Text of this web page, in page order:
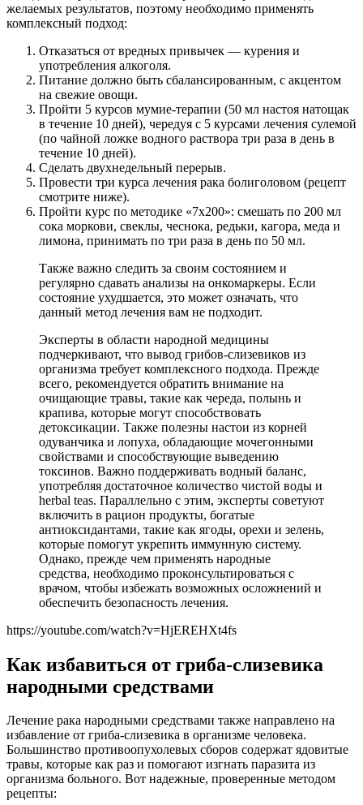
желаемых результатов, поэтому необходимо применять
комплексный подход:
Отказаться от вредных привычек — курения и
употребления алкоголя.
Питание должно быть сбалансированным, с акцентом
на свежие овощи.
Пройти 5 курсов мумие-терапии (50 мл настоя натощак
в течение 10 дней), чередуя с 5 курсами лечения сулемой
(по чайной ложке водного раствора три раза в день в
течение 10 дней).
Сделать двухнедельный перерыв.
Провести три курса лечения рака болиголовом (рецепт
смотрите ниже).
Пройти курс по методике «7х200»: смешать по 200 мл
сока моркови, свеклы, чеснока, редьки, кагора, меда и
лимона, принимать по три раза в день по 50 мл.
Также важно следить за своим состоянием и
регулярно сдавать анализы на онкомаркеры. Если
состояние ухудшается, это может означать, что
данный метод лечения вам не подходит.
Эксперты в области народной медицины
подчеркивают, что вывод грибов-слизевиков из
организма требует комплексного подхода. Прежде
всего, рекомендуется обратить внимание на
очищающие травы, такие как череда, полынь и
крапива, которые могут способствовать
детоксикации. Также полезны настои из корней
одуванчика и лопуха, обладающие мочегонными
свойствами и способствующие выведению
токсинов. Важно поддерживать водный баланс,
употребляя достаточное количество чистой воды и
herbal teas. Параллельно с этим, эксперты советуют
включить в рацион продукты, богатые
антиоксидантами, такие как ягоды, орехи и зелень,
которые помогут укрепить иммунную систему.
Однако, прежде чем применять народные
средства, необходимо проконсультироваться с
врачом, чтобы избежать возможных осложнений и
обеспечить безопасность лечения.
https://youtube.com/watch?v=HjEREHXt4fs
Как избавиться от гриба-слизевика
народными средствами
Лечение рака народными средствами также направлено на
избавление от гриба-слизевика в организме человека.
Большинство противоопухолевых сборов содержат ядовитые
травы, которые как раз и помогают изгнать паразита из
организма больного. Вот надежные, проверенные методом
рецепты: